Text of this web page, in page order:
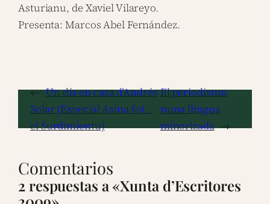
Asturianu, de Xaviel Vilareyo.
Presenta: Marcos Abel Fernández.
← Un día en casa d’Andrés
Solar (Especial Asina foi…
el Surdimientu)
El periodismu
nuna llingua
minorizada →
Comentarios
2 respuestas a «Xunta d’Escritores